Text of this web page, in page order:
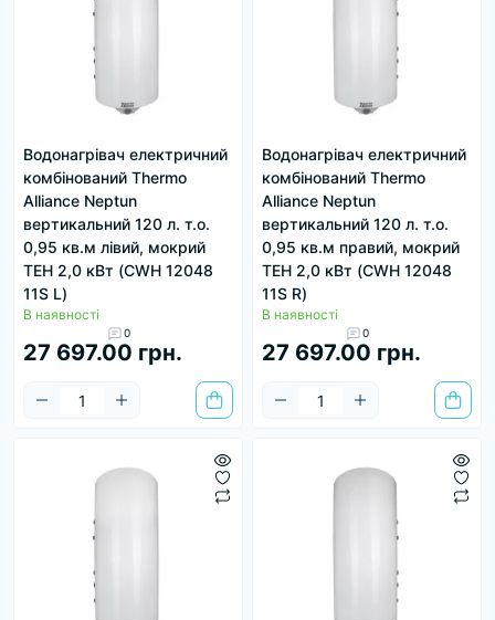
Водонагрівач електричний
комбінований Thermo
Alliance Neptun
вертикальний 120 л. т.о.
0,95 кв.м лівий, мокрий
ТЕН 2,0 кВт (CWH 12048
11S L)
В наявності
0
27 697.00 грн.
Водонагрівач електричний
комбінований Thermo
Alliance Neptun
вертикальний 120 л. т.о.
0,95 кв.м правий, мокрий
ТЕН 2,0 кВт (CWH 12048
11S R)
В наявності
0
27 697.00 грн.